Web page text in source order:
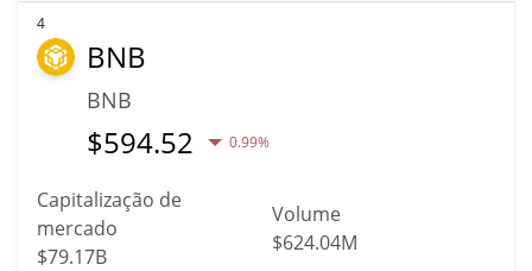
4
BNB
BNB
$594.52 0.99%
Capitalização de
mercado
$79.17B
Volume
$624.04M